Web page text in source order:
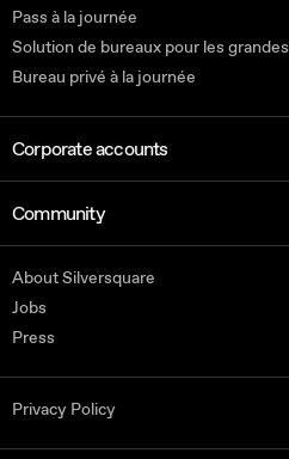
Pass à la journée
Solution de bureaux pour les
Bureau privé à la journée
Corporate accounts
Community
About Silversquare
Jobs
Press
Privacy Policy